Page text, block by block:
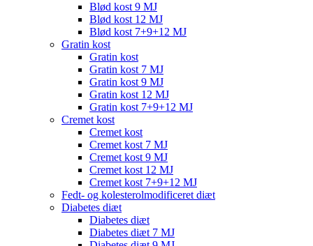
Blød kost 9 MJ
Blød kost 12 MJ
Blød kost 7+9+12 MJ
Gratin kost
Gratin kost
Gratin kost 7 MJ
Gratin kost 9 MJ
Gratin kost 12 MJ
Gratin kost 7+9+12 MJ
Cremet kost
Cremet kost
Cremet kost 7 MJ
Cremet kost 9 MJ
Cremet kost 12 MJ
Cremet kost 7+9+12 MJ
Fedt- og kolesterolmodificeret diæt
Diabetes diæt
Diabetes diæt
Diabetes diæt 7 MJ